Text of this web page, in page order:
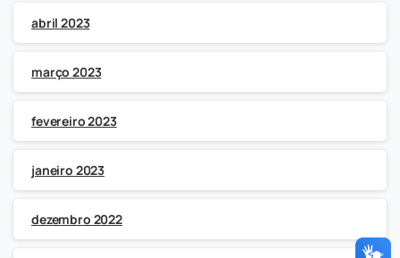
abril 2023
março 2023
fevereiro 2023
janeiro 2023
dezembro 2022